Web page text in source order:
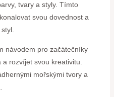
tvary a styly. Tímto
svou dovednost a
návodem pro začátečníky
rozvíjet svou kreativitu.
mořskými tvory a